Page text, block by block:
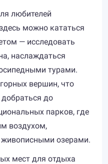
любителей
можно кататься
— исследовать
наслаждаться
турами.
вершин, что
добраться до
парков, где
воздухом,
озерами.
мест для отдыха